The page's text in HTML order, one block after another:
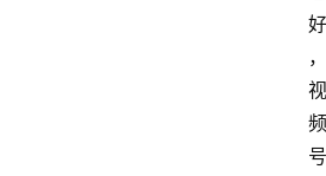
好
，
视
频
号